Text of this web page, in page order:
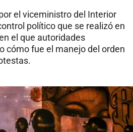
el viceministro del Interior
político que se realizó en
el que autoridades
cómo fue el manejo del orden